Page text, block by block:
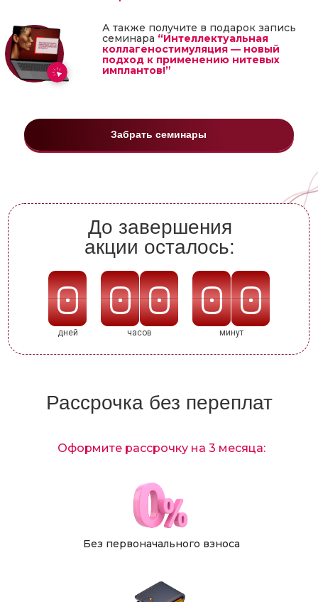
Рассрочка без переплат
Без первоначального взноса
Оформите рассрочку на 3 месяца:
Забрать семинары
А также получите в подарок запись
семинара “Интеллектуальная
коллагеностимуляция — новый
подход к применению нитевых
имплантов!”
До завершения
акции осталось:
0
0
дней
0
0 0
0
часов
0
0 0
0
минут